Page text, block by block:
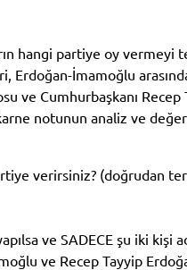
hangi partiye oy vermeyi
İmamoğlu
ve Cumhurbaşkanı Recep
notunun analiz ve
verirsiniz? (doğrudan
ve SADECE şu iki kişi
ve Recep Tayyip